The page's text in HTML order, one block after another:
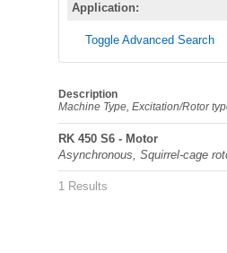
Application:
Toggle Advanced Search
Description
Machine Type, Excitation/Rotor
RK 450 S6 - Motor
Asynchronous, Squirrel-cage
1 Results